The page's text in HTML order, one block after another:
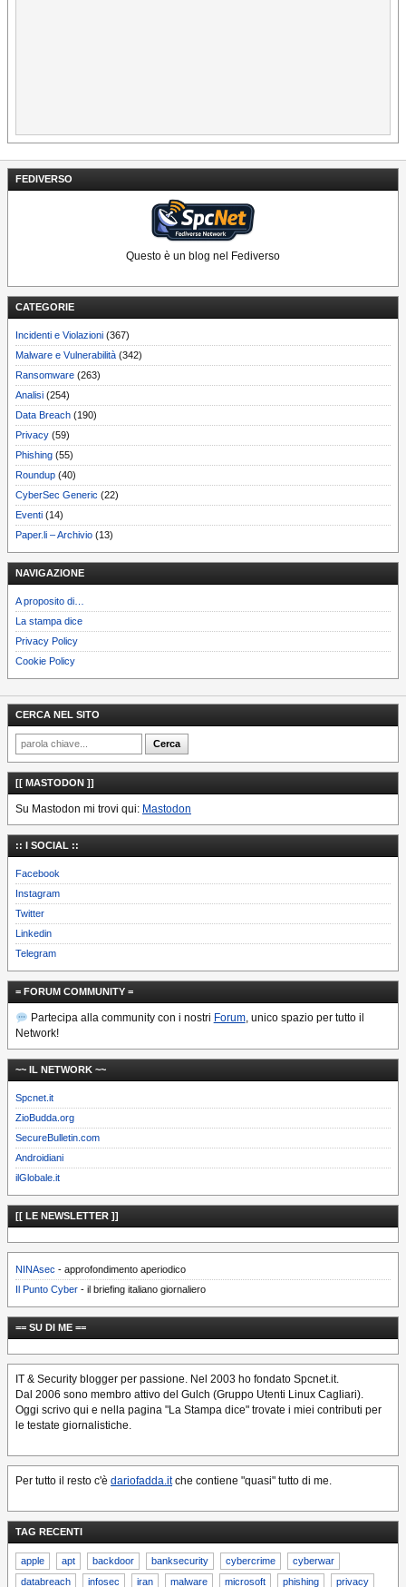
FEDIVERSO
Questo è un blog nel Fediverso
CATEGORIE
Incidenti e Violazioni (367)
Malware e Vulnerabilità (342)
Ransomware (263)
Analisi (254)
Data Breach (190)
Privacy (59)
Phishing (55)
Roundup (40)
CyberSec Generic (22)
Eventi (14)
Paper.li – Archivio (13)
NAVIGAZIONE
A proposito di…
La stampa dice
Privacy Policy
Cookie Policy
CERCA NEL SITO
[[ MASTODON ]]
Su Mastodon mi trovi qui: Mastodon
:: I SOCIAL ::
Facebook
Instagram
Twitter
Linkedin
Telegram
= FORUM COMMUNITY =
Partecipa alla community con i nostri Forum, unico spazio per tutto il
Network!
~~ IL NETWORK ~~
Spcnet.it
ZioBudda.org
SecureBulletin.com
Androidiani
ilGlobale.it
[[ LE NEWSLETTER ]]
NINAsec - approfondimento aperiodico
Il Punto Cyber - il briefing italiano giornaliero
== SU DI ME ==
IT & Security blogger per passione. Nel 2003 ho fondato Spcnet.it.
Dal 2006 sono membro attivo del Gulch (Gruppo Utenti Linux Cagliari).
Oggi scrivo qui e nella pagina "La Stampa dice" trovate i miei contributi per
le testate giornalistiche.
Per tutto il resto c'è dariofadda.itche contiene "quasi" tutto di me.
TAG RECENTI
apple apt backdoor banksecurity cybercrime
cyberwar
databreach
infosec iran malware microsoft phishing privacy